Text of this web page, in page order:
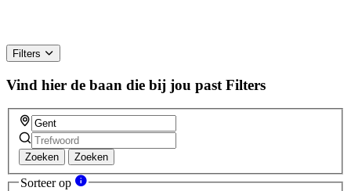
Filters
Vind hier de baan die bij jou past Filters
Zoeken Zoeken
Sorteer op